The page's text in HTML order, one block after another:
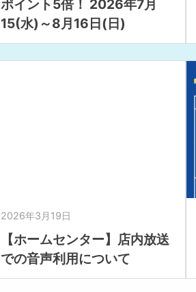
ポイント5倍！ 2026年7月
15(水)～8月16日(日)
2026年3月19日
【ホームセンター】店内放送
での音声利用について